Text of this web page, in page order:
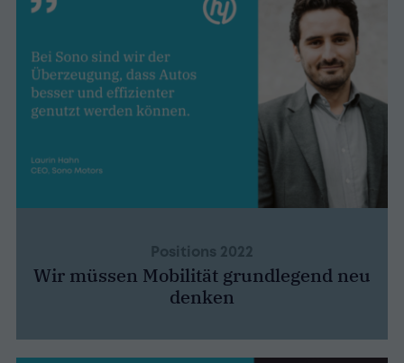
Positions 2022
Wir müssen Mobilität grundlegend neu
denken